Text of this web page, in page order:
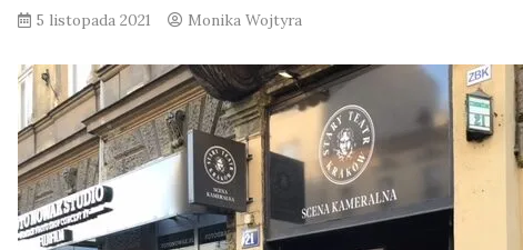
5 listopada 2021 Monika Wojtyra